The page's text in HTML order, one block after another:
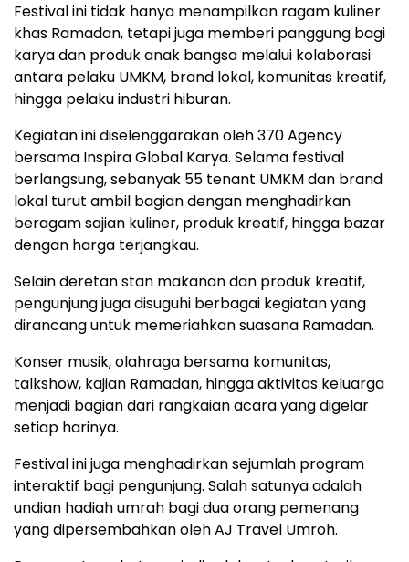
Festivalini tidak hanya menampilkan ragam kuliner
khas Ramadan, tetapijuga memberi panggung bagi
karyadan produkanak bangsa melalui kolaborasi
antara pelaku UMKM, brand lokal, komunitas kreatif,
hingga pelakuindustri hiburan.
Kegiataninidiselenggarakanoleh370 Agency
bersama Inspira Global Karya. Selama festival
berlangsung,sebanyak 55 tenant UMKMdan brand
lokal turut ambil bagiandengan menghadirkan
beragamsajian kuliner, produk kreatif, hingga bazar
dengan harga terjangkau.
Selainderetanstan makanandan produk kreatif,
pengunjungjugadisuguhi berbagai kegiatanyang
dirancanguntuk memeriahkansuasana Ramadan.
Konser musik,olahraga bersama komunitas,
talkshow, kajian Ramadan, hinggaaktivitas keluarga
menjadi bagiandari rangkaianacarayangdigelar
setiap harinya.
Festivalinijuga menghadirkansejumlah program
interaktif bagi pengunjung. Salahsatunyaadalah
undian hadiahumrah bagiduaorang pemenang
yangdipersembahkanolehAJ Travel Umroh.